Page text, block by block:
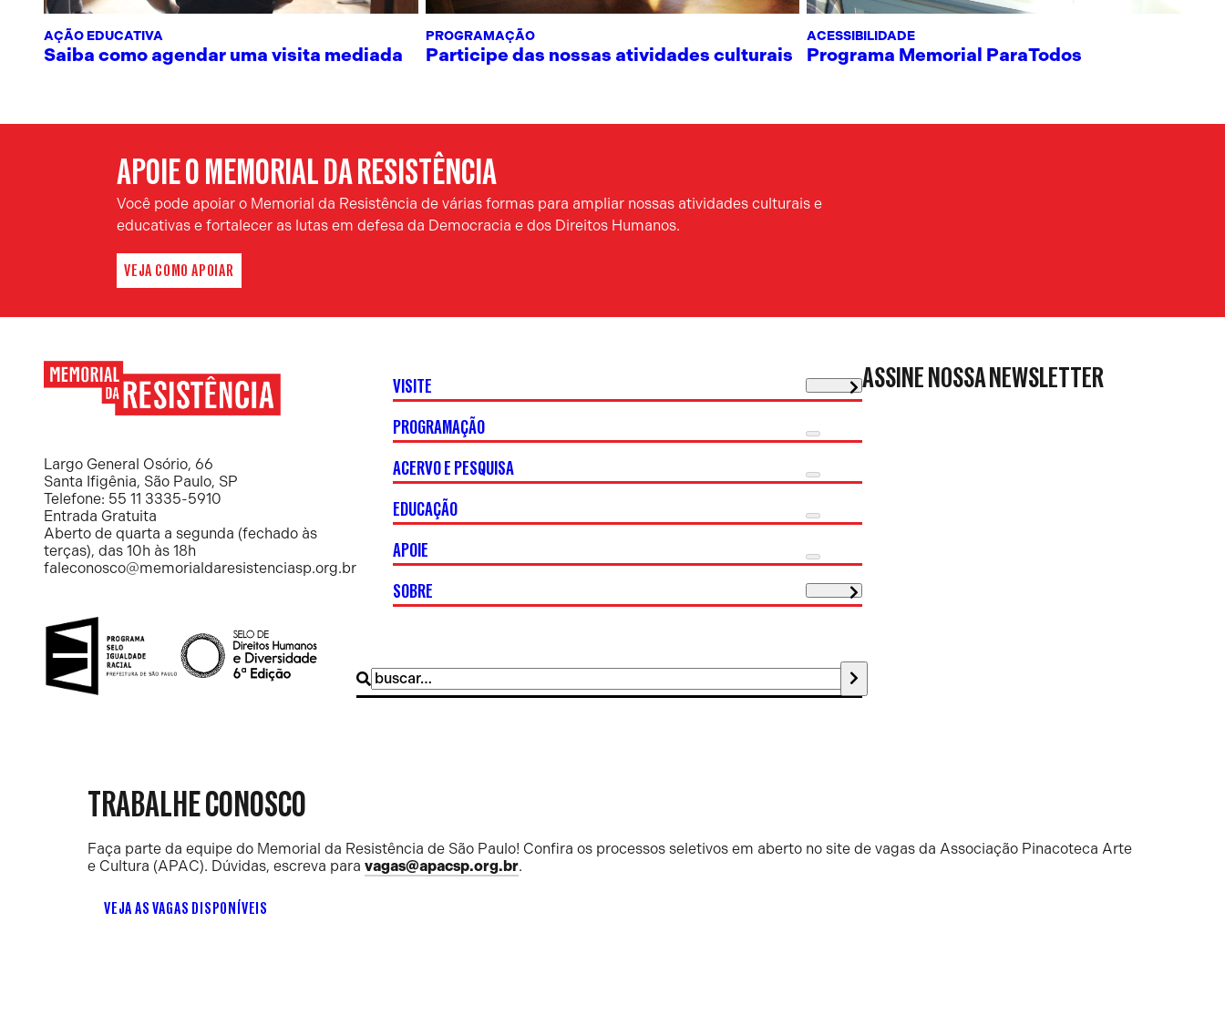
AÇÃO EDUCATIVA
Saiba como agendar uma visita mediada
PROGRAMAÇÃO
Participe das nossas atividades culturais
ACESSIBILIDADE
Programa Memorial ParaTodos
APOIE O MEMORIAL DA RESISTÊNCIA
Você pode apoiar o Memorial da Resistência de várias formas para ampliar nossas atividades culturais e
educativas e fortalecer as lutas em defesa da Democracia e dos Direitos Humanos.
VEJA COMO APOIAR
Resistência
Largo General Osório, 66
Santa Ifigênia, São Paulo, SP
Telefone: 55 11 3335-5910
Entrada Gratuita
Aberto de quarta a segunda (fechado às
terças), das 10h às 18h
faleconosco@memorialdaresistenciasp.org.br
Buscar
por:
VISITE
PROGRAMAÇÃO
ACERVO E PESQUISA
EDUCAÇÃO
APOIE
SOBRE
ASSINE NOSSA NEWSLETTER
TRABALHE CONOSCO
Faça parte da equipe do Memorial da Resistência de São Paulo! Confira os processos seletivos em aberto no site de vagas da Associação Pinacoteca Arte
e Cultura (APAC). Dúvidas, escreva para vagas@apacsp.org.br.
VEJA AS VAGAS DISPONÍVEIS